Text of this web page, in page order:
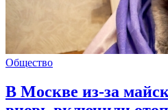
Общество
В Москве из-за